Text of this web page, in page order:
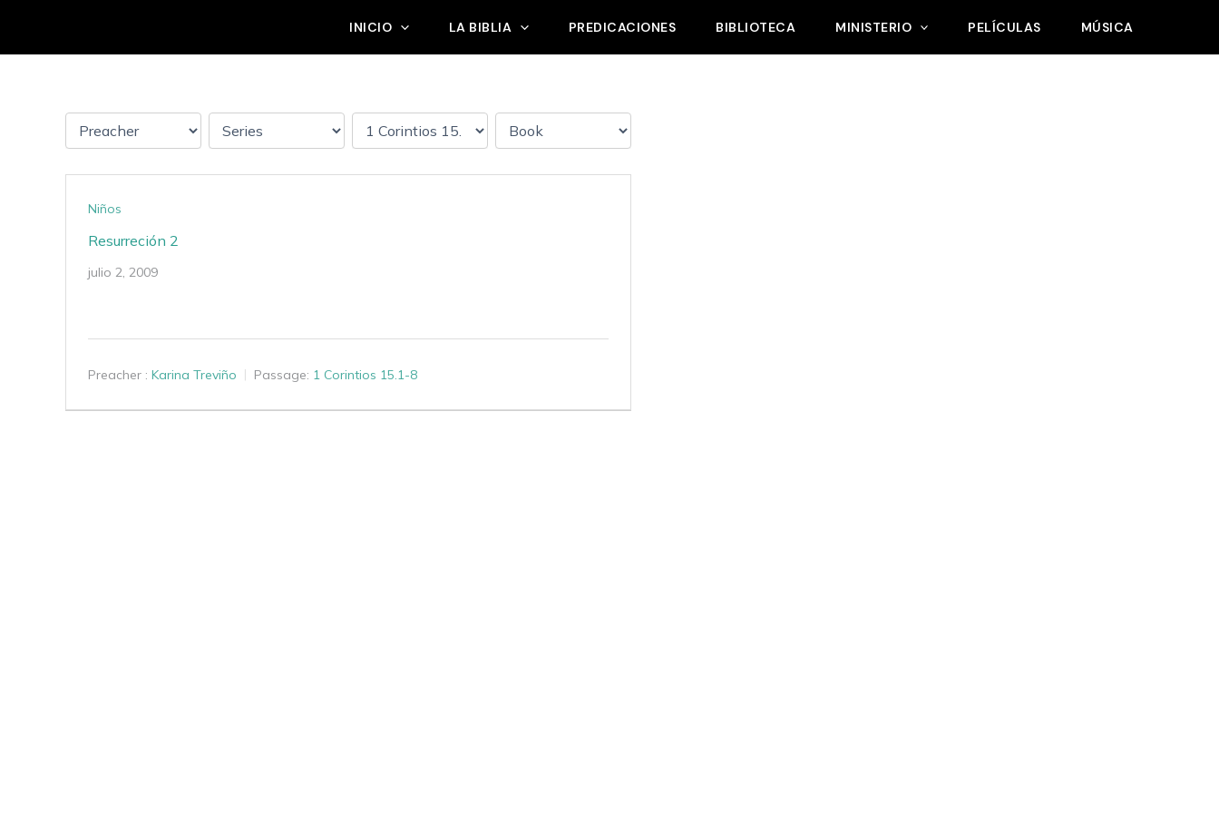
contenido
INICIO LA BIBLIA PREDICACIONES BIBLIOTECA MINISTERIO PELÍCULAS MÚSICA
Niños
Resurreción 2
julio 2, 2009
Preacher : Karina Treviño Passage: 1 Corintios 15.1-8